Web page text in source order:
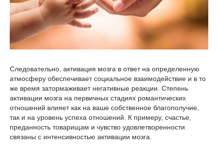
Следовательно, активация мозга в ответ на определенную
атмосферу обеспечивает социальное взаимодействие и в то
же время затормаживает негативные реакции. Степень
активации мозга на первичных стадиях романтических
отношений влияет как на ваше собственное благополучие,
так и на уровень успеха отношений. К примеру, счастье,
преданность товарищам и чувство удовлетворенности
связаны с интенсивностью активации мозга.